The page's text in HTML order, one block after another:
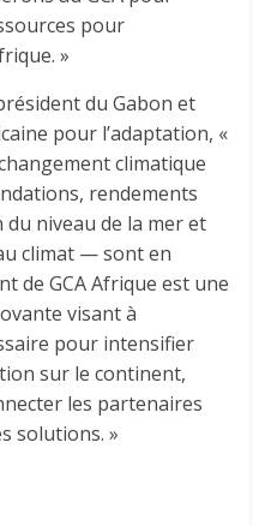
pour
»
du Gabon et
pour l’adaptation, «
climatique
rendements
niveau de la mer et
climat — sont en
de GCA Afrique est une
visant à
pour intensifier
sur le continent,
les partenaires
solutions. »